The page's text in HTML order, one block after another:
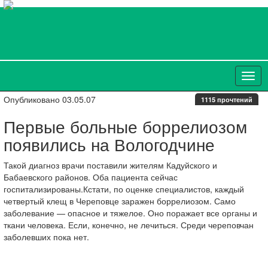
Опубликовано 03.05.07 1115 прочтений
Первые больные боррелиозом
появились на Вологодчине
Такой диагноз врачи поставили жителям Кадуйского и
Бабаевского районов. Оба пациента сейчас
госпитализированы.Кстати, по оценке специалистов, каждый
четвертый клещ в Череповце заражен боррелиозом. Само
заболевание — опасное и тяжелое. Оно поражает все органы и
ткани человека. Если, конечно, не лечиться. Среди череповчан
заболевших пока нет.